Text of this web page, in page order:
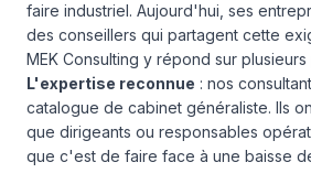
faire industriel. Aujourd'hui, ses
des conseillers qui partagent cette
MEK Consulting y répond sur
L'expertise reconnue : nos
catalogue de cabinet généraliste. Ils
que dirigeants ou responsables
que c'est de faire face à une baisse